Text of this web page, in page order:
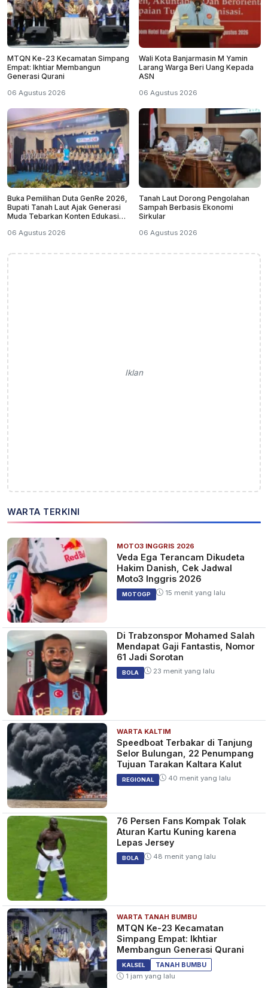
MTQN Ke-23 Kecamatan Simpang
Empat: Ikhtiar Membangun
Generasi Qurani
06 Agustus 2026
Wali Kota Banjarmasin M Yamin
Larang Warga Beri Uang Kepada
ASN
06 Agustus 2026
Buka Pemilihan Duta GenRe 2026,
Bupati Tanah Laut Ajak Generasi
Muda Tebarkan Konten Edukasi
06 Agustus 2026
Tanah Laut Dorong Pengolahan
Sampah Berbasis Ekonomi
Sirkular
06 Agustus 2026
Iklan
WARTA TERKINI
MOTO3 INGGRIS 2026
Veda Ega Terancam Dikudeta
Hakim Danish, Cek Jadwal
Moto3 Inggris 2026
MOTOGP 15 menit yang lalu
Di Trabzonspor Mohamed Salah
Mendapat Gaji Fantastis, Nomor
61 Jadi Sorotan
BOLA 23 menit yang lalu
WARTA KALTIM
Speedboat Terbakar di Tanjung
Selor Bulungan, 22 Penumpang
Tujuan Tarakan Kaltara Kalut
REGIONAL 40 menit yang lalu
76 Persen Fans Kompak Tolak
Aturan Kartu Kuning karena
Lepas Jersey
BOLA 48 menit yang lalu
WARTA TANAH BUMBU
MTQN Ke-23 Kecamatan
Simpang Empat: Ikhtiar
Membangun Generasi Qurani
KALSEL
TANAH BUMBU
1 jam yang lalu